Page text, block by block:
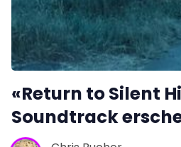
«Return to Silent
Soundtrack